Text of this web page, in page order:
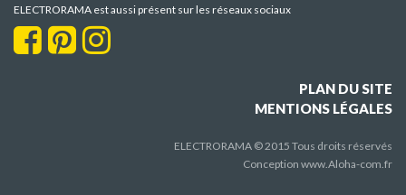
ELECTRORAMA est aussi présent sur les réseaux sociaux
PLAN DU SITE
MENTIONS LÉGALES
ELECTRORAMA © 2015 Tous droits réservés
Conception www.Aloha-com.fr